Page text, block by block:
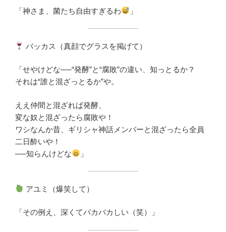
「神さま、菌たち自由すぎるわ 」
バッカス（真顔でグラスを掲げて）
「せやけどな──“発酵”と“腐敗”の違い、知っとるか？
それは“誰と混ざっとるか”や。
ええ仲間と混ざれば発酵、
変な奴と混ざったら腐敗や！
ワシなんか昔、ギリシャ神話メンバーと混ざったら全員
二日酔いや！
──知らんけどな
」
アユミ（爆笑して）
「その例え、深くてバカバカしい（笑）」